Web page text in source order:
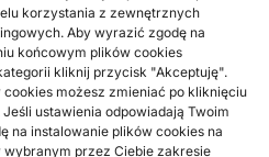
korzystania z zewnętrznych
Aby wyrazić zgodę na
końcowym plików cookies
kliknij przycisk "Akceptuję".
możesz zmieniać po kliknięciu
ustawienia odpowiadają Twoim
na instalowanie plików cookies na
przez Ciebie zakresie
udostępnione w sklepie
sprawdzą się bardzo dobrze